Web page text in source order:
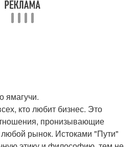
ямагучи.
кто любит бизнес. Это
пронизывающие
рынок. Истоками "Пути"